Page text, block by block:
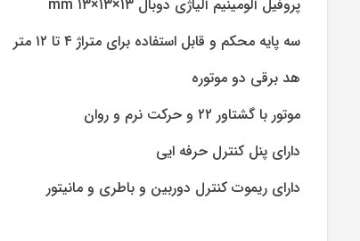
پروفیل آلومینیم آلیاژی دوبال ۱۳×۱۳×۱۳ mm
سه پایه محکم و قابل استفاده برای متراژ ۴ تا ۱۲ متر
هد برقی دو موتوره
موتور با گشتاور ۲۲ و حرکت نرم و روان
دارای پنل کنترل حرفه ایی
دارای ریموت کنترل دوربین و باطری و مانیتور